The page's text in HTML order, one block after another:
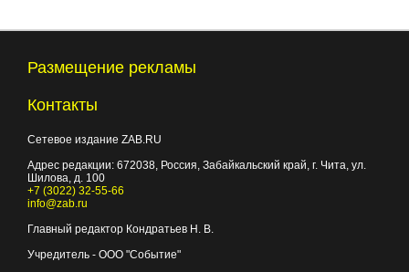
Размещение рекламы
Контакты
Сетевое издание ZAB.RU
Адрес редакции: 672038 , Россия, Забайкальский край, г. Чита ул.
Шилова, д. 100
+7 (3022) 32-55-66
info@zab.ru
Главный редактор Кондратьев Н. В.
Учредитель - ООО "Событие"